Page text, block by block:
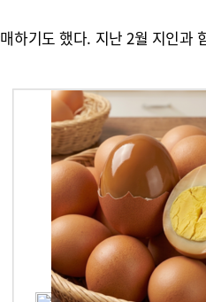
하기도 했다. 지난 2월 지인